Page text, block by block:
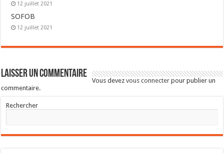
12 juillet 2021
SOFOB
12 juillet 2021
Laisser un commentaire
Vous devezvous connecter pour publier un
commentaire.
Rechercher